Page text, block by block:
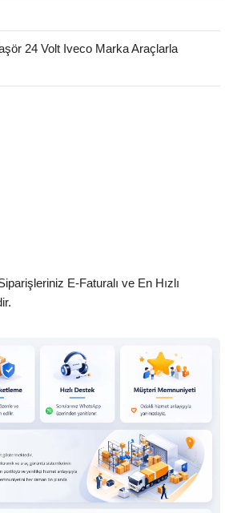
24 Volt Iveco Marka Araçlarla
E-Faturalı ve En Hızlı